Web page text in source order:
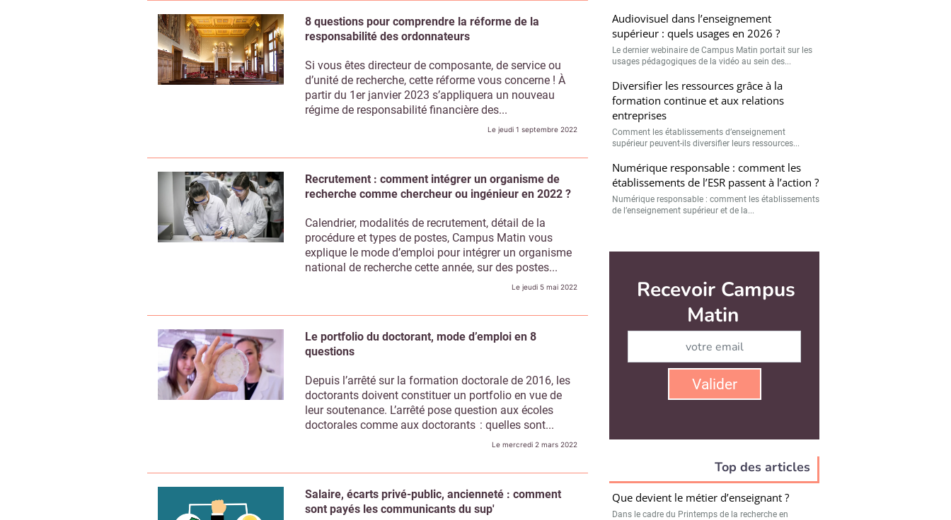
8 questions pour comprendre la réforme de la
responsabilité des ordonnateurs
Si vous êtes directeur de composante, de service ou
d’unité de recherche, cette réforme vous concerne ! À
partir du 1er janvier 2023 s’appliquera un nouveau
régime de responsabilité financière des...
Le jeudi 1 septembre 2022
Recrutement : comment intégrer un organisme de
recherche comme chercheur ou ingénieur en 2022 ?
Calendrier, modalités de recrutement, détail de la
procédure et types de postes, Campus Matin vous
explique le mode d’emploi pour intégrer un organisme
national de recherche cette année, sur des postes...
Le jeudi 5 mai 2022
Le portfolio du doctorant, mode d’emploi en 8
questions
Depuis l’arrêté sur la formation doctorale de 2016, les
doctorants doivent constituer un portfolio en vue de
leur soutenance. L’arrêté pose question aux écoles
doctorales comme aux doctorants : quelles sont...
Le mercredi 2 mars 2022
Salaire, écarts privé-public, ancienneté : comment
sont payés les communicants du sup'
Audiovisuel dans l’enseignement
supérieur : quels usages en 2026 ?
Le dernier webinaire de Campus Matin portait sur les
usages pédagogiques de la vidéo au sein des...
Diversifier les ressources grâce à la
formation continue et aux relations
entreprises
Comment les établissements d’enseignement
supérieur peuvent-ils diversifier leurs ressources...
Numérique responsable : comment les
établissements de l’ESR passent à l’action ?
Numérique responsable : comment les établissements
de l’enseignement supérieur et de la...
Que devient le métier d’enseignant ?
Dans le cadre du Printemps de la recherche en
éducation 2026 organisée par le Réseau des Inspé ...
Doctorat et parentalité : « Ce n’est pas fou
d’avoir un enfant »
Accueillir un bébé pendant sa thèse de doctorat n’est
pas chose courante. Entre peur de la...
Reprise d’étude des militaires : « un sas
d’adaptation à la future vie
professionnelle »